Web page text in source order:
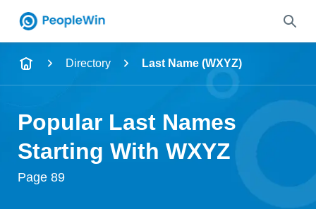
Name
City & State
Directory Last Name (WXYZ)
Popular Last Names
Starting With WXYZ
Page 89